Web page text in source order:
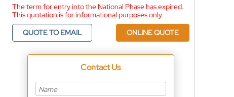
The term for entry into the National Phase has expired.
This quotation is for informational purposes only
QUOTE TO EMAIL
ONLINE QUOTE
Contact Us